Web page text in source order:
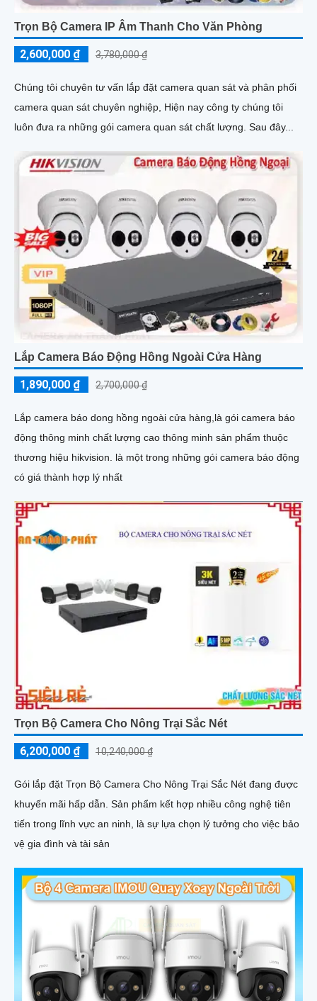
Trọn Bộ Camera IP Âm Thanh Cho Văn Phòng
2,600,000 ₫ 3,780,000 ₫
Chúng tôi chuyên tư vấn lắp đặt camera quan sát và phân phối
camera quan sát chuyên nghiệp, Hiện nay công ty chúng tôi
luôn đưa ra những gói camera quan sát chất lượng. Sau đây...
Lắp Camera Báo Động Hồng Ngoài Cửa Hàng
1,890,000 ₫ 2,700,000 ₫
Lắp camera báo dong hồng ngoài cửa hàng,là gói camera báo
động thông minh chất lượng cao thông minh sản phẩm thuộc
thương hiệu hikvision. là một trong những gói camera báo động
có giá thành hợp lý nhất
Trọn Bộ Camera Cho Nông Trại Sắc Nét
6,200,000 ₫ 10,240,000 ₫
Gói lắp đặt Trọn Bộ Camera Cho Nông Trại Sắc Nét đang được
khuyến mãi hấp dẫn. Sản phẩm kết hợp nhiều công nghệ tiên
tiến trong lĩnh vực an ninh, là sự lựa chọn lý tưởng cho việc bảo
vệ gia đình và tài sản